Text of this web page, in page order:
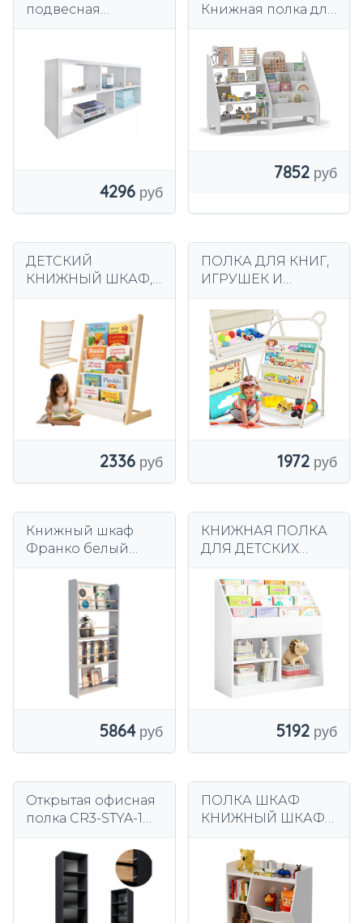
подвесная
универсальное
90x19, 8X44, 5 см
4296
Книжная полка для
шкаф органайзер
белый 2в1
7852
ДЕТСКИЙ
КНИЖНЫЙ ШКАФ,
полок Монтессори
2336
ПОЛКА ДЛЯ КНИГ,
ИГРУШЕК И
ДЕТЕЙ ДЕТСКИЙ
МИШКА, ВЫСОТА
96 см
1972
Книжный шкаф
Франко белый
шкаф полка для
игрушек книги
5864
КНИЖНАЯ ПОЛКА
ДЛЯ ДЕТСКИХ
ШКАФ ДЛЯ
ИГРУШЕК,
КНИЖНЫЙ ШКАФ
5192
Открытая офисная
полка CR3-STYA-1
4 полки 3 ящика
ПОЛКА ШКАФ
КНИЖНЫЙ ШКАФ
ИГРУШЕК КНИГИ
ГАЗЕТЫ 5
ОТДЕЛЕНИЙ ЛОФТ